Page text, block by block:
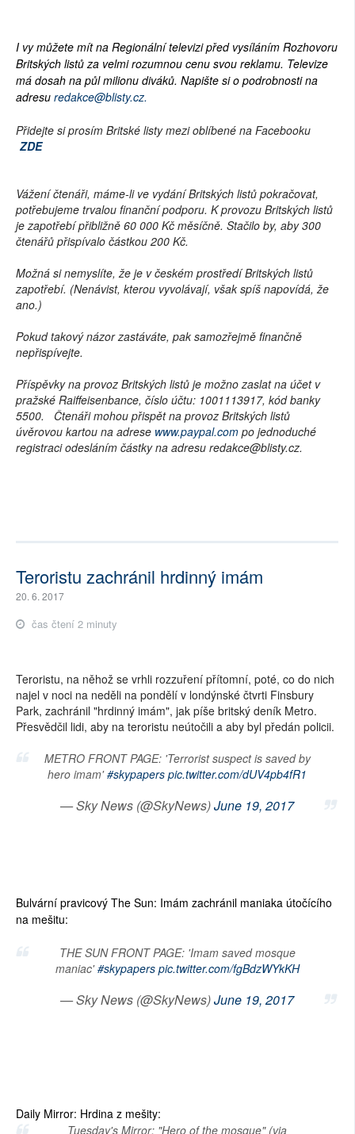
I vy můžete mít na Regionální televizi před vysíláním Rozhovoru
Britských listů za velmi rozumnou cenu svou reklamu. Televize
má dosah na půl milionu diváků. Napište si o podrobnosti na
adresu redakce@blisty.cz.
Přidejte si prosím Britské listy mezi oblíbené na Facebooku
ZDE
Vážení čtenáři, máme-li ve vydání Britských listů pokračovat,
potřebujeme trvalou finanční podporu. K provozu Britských listů
je zapotřebí přibližně 60 000 Kč měsíčně. Stačilo by, aby 300
čtenářů přispívalo částkou 200 Kč.
Možná si nemyslíte, že je v českém prostředí Britských listů
zapotřebí. (Nenávist, kterou vyvolávají, však spíš napovídá, že
ano.)
Pokud takový názor zastáváte, pak samozřejmě finančně
nepřispívejte.
Příspěvky na provoz Britských listů je možno zaslat na účet v
pražské Raiffeisenbance, číslo účtu: 1001113917, kód banky
5500. Čtenáři mohou přispět na provoz Britských listů
úvěrovou kartou na adrese www.paypal.com po jednoduché
registraci odesláním částky na adresu redakce@blisty.cz.
Teroristu zachránil hrdinný imám
20. 6. 2017
čas čtení 2 minuty
Teroristu, na něhož se vrhli rozzuření přítomní, poté, co do nich
najel v noci na neděli na pondělí v londýnské čtvrti Finsbury
Park, zachránil "hrdinný imám", jak píše britský deník Metro.
Přesvědčil lidi, aby na teroristu neútočili a aby byl předán policii.
METRO FRONT PAGE: 'Terrorist suspect is saved by
hero imam'#skypapers pic.twitter.com/dUV4pb4fR1
— Sky News (@SkyNews)June 19, 2017
Bulvární pravicový The Sun: Imám zachránil maniaka útočícího
na mešitu:
THE SUN FRONT PAGE: 'Imam saved mosque
maniac'#skypapers pic.twitter.com/fgBdzWYkKH
— Sky News (@SkyNews)June 19, 2017
Daily Mirror: Hrdina z mešity:
Tuesday's Mirror: "Hero of the mosque" (via